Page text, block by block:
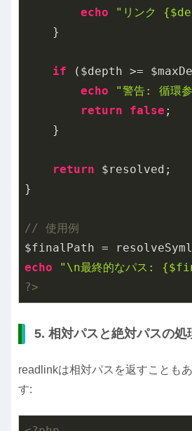
echo
"リンク
    }
if ($depth >=
echo
"警告: 循環
return
false ;
    }
return $resolved;
}
// 使用例
$finalPath =
echo
"\n最終的なパス:
?>
5. 相対パスと絶対パスの処
readlinkは相対パスを返すことも
す: